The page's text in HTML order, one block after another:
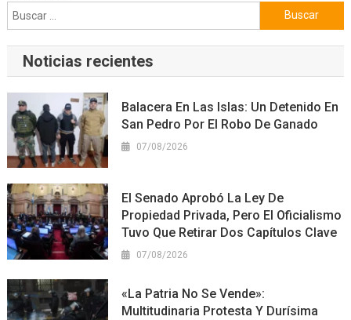
Buscar:
Noticias recientes
Balacera En Las Islas: Un Detenido En
San Pedro Por El Robo De Ganado
07/08/2026
El Senado Aprobó La Ley De
Propiedad Privada, Pero El Oficialismo
Tuvo Que Retirar Dos Capítulos Clave
07/08/2026
«La Patria No Se Vende»:
Multitudinaria Protesta Y Durísima